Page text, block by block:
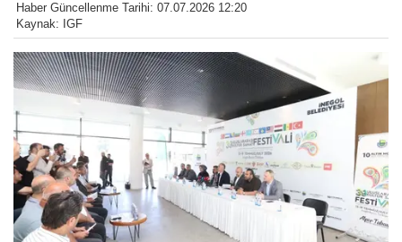
Haber Güncellenme Tarihi: 07.07.2026 12:20
Kaynak: IGF